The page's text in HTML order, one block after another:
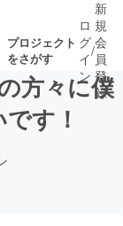
プロジェクト
をさがす
ロ
グ
イ
ン
/
新
規
会
員
登
録
方々に僕
す！